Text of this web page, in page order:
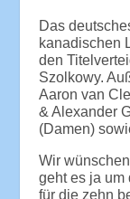
Das
kanadischen
den
Szolkowy.
Aaron van
& Alexander
(Damen)
Wir
geht es ja um
für die zehn